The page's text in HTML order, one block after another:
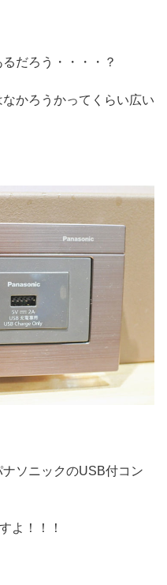
だろう・・・・？
かろうかってくらい広い
ソニックのUSB付コン
よ！！！